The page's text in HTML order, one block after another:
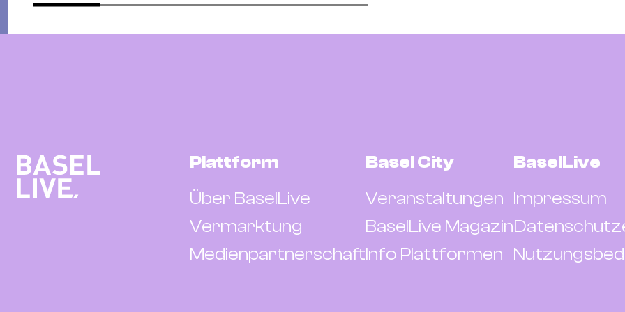
Plattform
Über BaselLive
Vermarktung
Medienpartnerschaft
Basel City
Veranstaltungen
BaselLive Magazin
Info Plattformen
BaselLive
Impressum